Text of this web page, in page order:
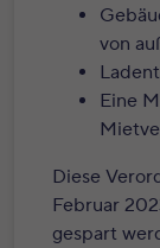
von
Eine
Diese
Februar
gespart